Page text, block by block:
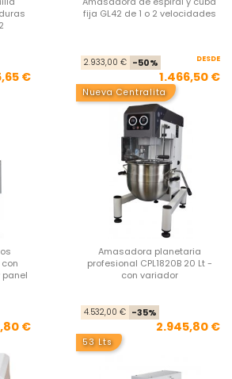
Precio base
€
fija GL42 de 1 o 2 velocidades
2.933,00 € -50% DESDE
1.466,50 €
Precio base
€
Nueva Centralita
Amasadora planetaria
profesional CPL1820B 20 Lt -
con variador
4.532,00 € -35%
2.945,80 €
53 Lts